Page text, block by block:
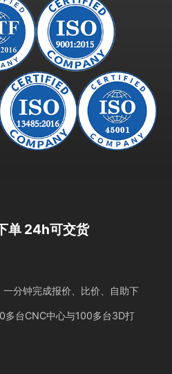
单 24h可交货
分钟完成报价、比价、自助下
多台CNC中心与100多台3D打